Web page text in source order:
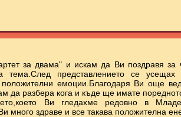
за двама" и искам да Ви поздравя за
тема.След представлението се усещах
емоции.Благодаря Ви още
да разбера кога и къде ще имате
Ви гледахме редовно в
много здраве и все такава положителна